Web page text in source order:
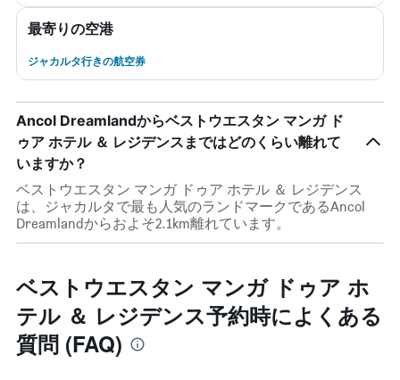
最寄りの空港
ジャカルタ行きの航空券
Ancol Dreamlandからベストウエスタン マンガ ド
ゥア ホテル ＆ レジデンスまではどのくらい離れて
いますか？
ベストウエスタン マンガ ドゥア ホテル ＆ レジデンス
は、ジャカルタで最も人気のランドマークであるAncol
Dreamlandからおよそ2.1km離れています。
ベストウエスタン マンガ ドゥア ホ
テル ＆ レジデンス予約時によくある
質問 (FAQ)